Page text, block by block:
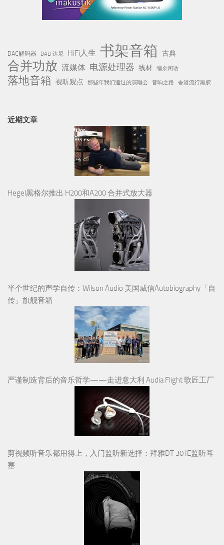
DAC解码器 DALI 达尼 HiFi人生 书架音箱 古典
合并功放 流媒体 电源处理器 线材 编余闲话
落地音箱 视听观点 那些年我们追过的演唱会 音响之路 香港流行黑胶
近期文章
Hegel黑格尔推出 H200和A200 合并式放大器
半个世纪的声学自传：Wilson Audio 美国威信Autobiography「自
传」旗舰音箱
严谨制造背后的音乐哲学——走进意大利 Audia Flight 歌匠工厂
剪视频听音乐都用得上，入门监听新选择：拜雅DT 30 IE监听耳
塞